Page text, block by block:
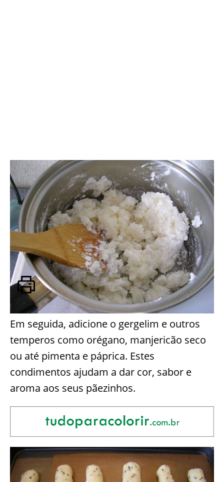
Em seguida, adicione o gergelim e outros
temperos como orégano, manjericão seco
ou até pimenta e páprica. Estes
condimentos ajudam a dar cor, sabor e
aroma aos seus pãezinhos.